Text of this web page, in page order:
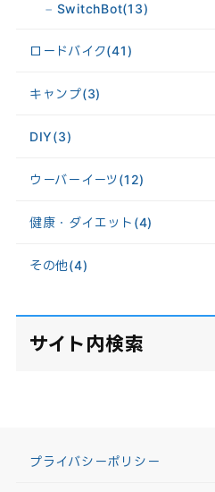
SwitchBot(13)
ロードバイク(41)
キャンプ(3)
DIY(3)
ウーバーイーツ(12)
健康・ダイエット (4)
その他(4)
サイト内検索
プライバシーポリシー